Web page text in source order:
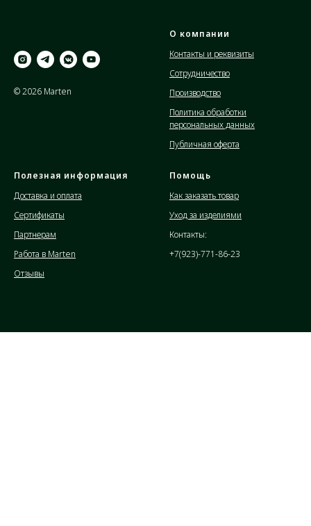
© 2026 Marten
О компании
Контакты и реквизиты
Сотрудничество
Производство
Политика обработки
персональных данных
Публичная оферта
Полезная информация
Доставка и оплата
Сертификаты
Партнерам
Работа в Marten
Отзывы
Помощь
Как заказать товар
Уход за изделиями
Контакты:
+7(923)-771-86-23